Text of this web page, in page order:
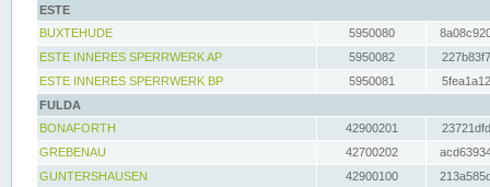
ESTE
BUXTEHUDE
5950080
ESTE INNERES SPERRWERK AP
5950082
ESTE INNERES SPERRWERK BP
5950081
FULDA
BONAFORTH
42900201
GREBENAU
42700202
GUNTERSHAUSEN
42900100